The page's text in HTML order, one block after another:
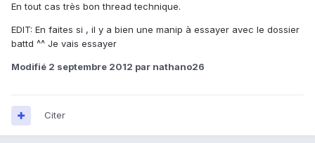
En tout cas très bon thread technique.
EDIT: En faites si , il y a bien une manip à essayer avec le dossier
battd ^^ Je vais essayer
Modifié 2 septembre 2012 par nathano26
Citer